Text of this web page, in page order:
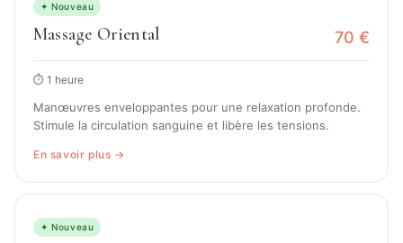
✦ Nouveau
Massage Oriental 70 €
⏱ 1 heure
Manœuvres enveloppantes pour une relaxation profonde.
Stimule la circulation sanguine et libère les tensions.
En savoir plus →
✦ Nouveau